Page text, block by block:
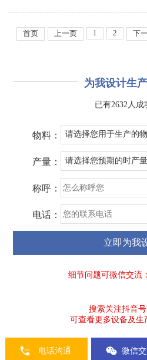
首页 上一页 1 2 下
为我设计生
已有2632人成
物料：
产量：
称呼：
电话：
细节问题可微信交流
搜索关注抖音号
可查看更多设备及生
电话沟通 微信